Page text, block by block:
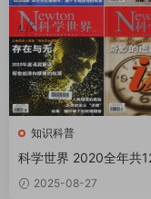
知识科普
科学世界 2020全年共
F
2025-08-27